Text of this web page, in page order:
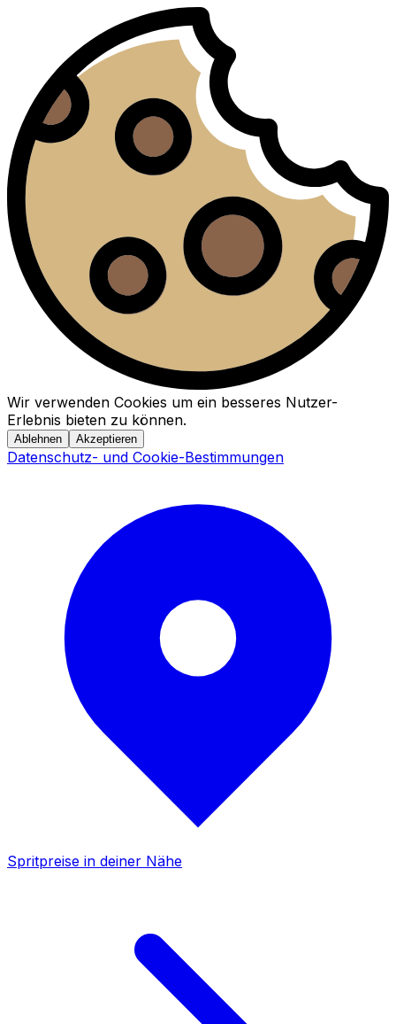
Wir verwenden Cookies um ein besseres Nutzer-
Erlebnis bieten zu können.
Ablehnen Akzeptieren
Datenschutz- und Cookie-Bestimmungen
Spritpreise in deiner Nähe